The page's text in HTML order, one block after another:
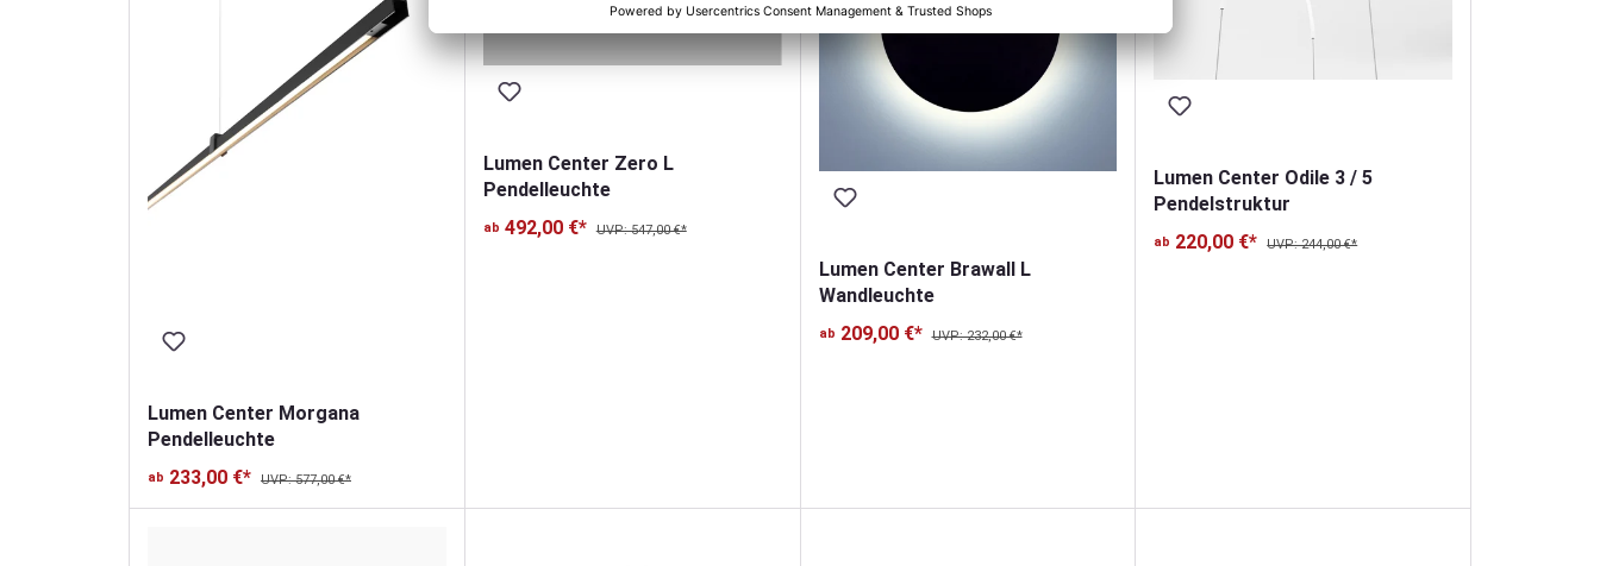
Lumen Center Morgana
Pendelleuchte
ab 233,00 €* UVP: 577,00 €*
Lumen Center Zero L
Pendelleuchte
ab 492,00 €* UVP: 547,00 €*
Lumen Center Brawall L
Wandleuchte
ab 209,00 €* UVP: 232,00 €*
Lumen Center Odile 3 / 5
Pendelstruktur
ab 220,00 €* UVP: 244,00 €*